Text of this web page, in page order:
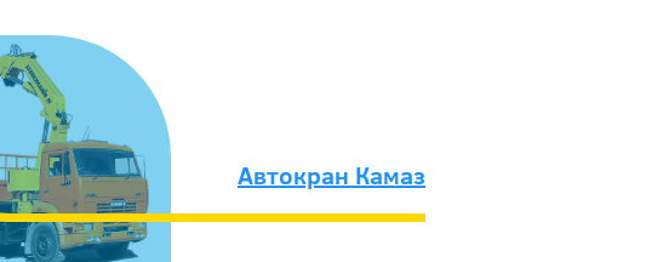
Автокран Камаз